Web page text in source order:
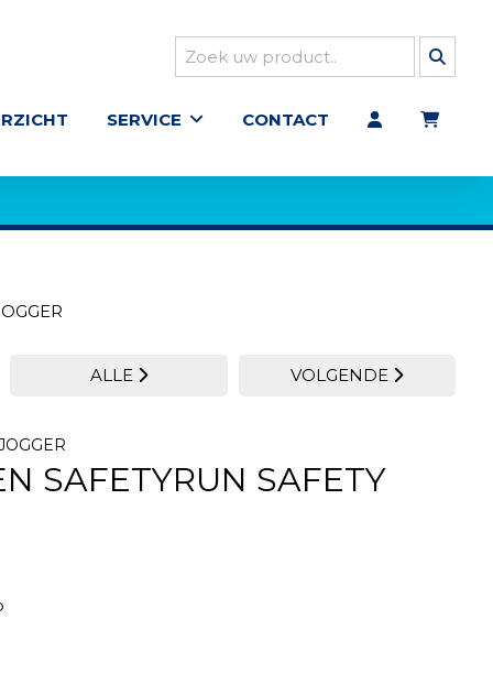
SERVICE CONTACT
ALLE VOLGENDE
SAFETYRUN SAFETY